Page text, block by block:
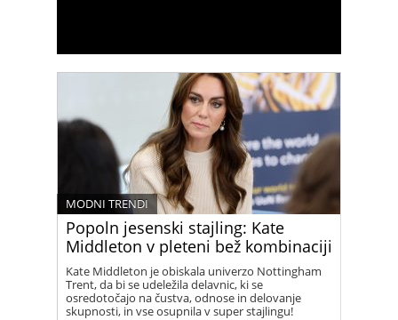
Popoln jesenski stajling: Kate
Middleton v pleteni bež kombinaciji
MODNI TRENDI
Kate Middleton je obiskala univerzo Nottingham
Trent, da bi se udeležila delavnic, ki se
osredotočajo na čustva, odnose in delovanje
skupnosti, in vse osupnila v super stajlingu!